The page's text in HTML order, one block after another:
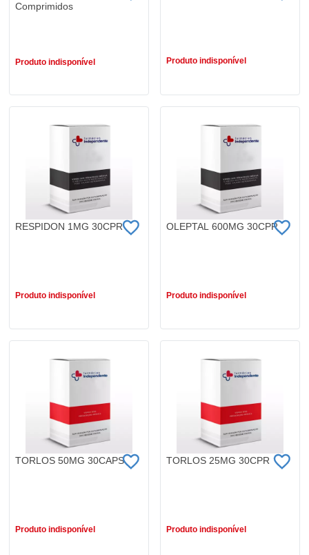
Comprimidos
Produto indisponível Produto indisponível
RESPIDON 1MG 30CPR
Produto indisponível
OLEPTAL 600MG 30CPR
Produto indisponível
TORLOS 50MG 30CAPS
Produto indisponível
TORLOS 25MG 30CPR
Produto indisponível